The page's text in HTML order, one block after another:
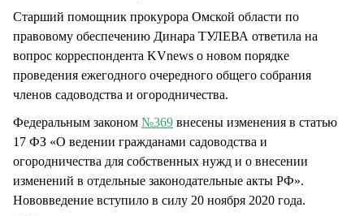
Старший помощник прокурора Омской области по
правовому обеспечению Динара ТУЛЕВА ответила на
вопрос корреспондента KVnews о новом порядке
проведения ежегодного очередного общего собрания
членов садоводства и огородничества.
Федеральным законом №369 внесены изменения в статью
17 ФЗ «О ведении гражданами садоводства и
огородничества для собственных нужд и о внесении
изменений в отдельные законодательные акты РФ».
Нововведение вступило в силу 20 ноября 2020 года.